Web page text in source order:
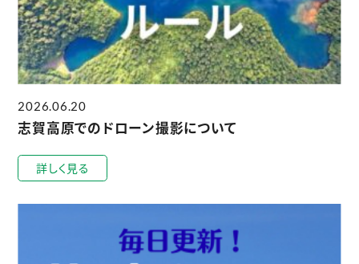
2026.06.20
志賀高原でのドローン撮影について
詳しく見る